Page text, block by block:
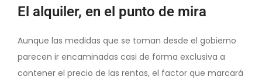
El alquiler, en el punto de mira
Aunque las medidas que se toman desde el gobierno
parecen ir encaminadas casi de forma exclusiva a
contener el precio de las rentas, el factor que marcará